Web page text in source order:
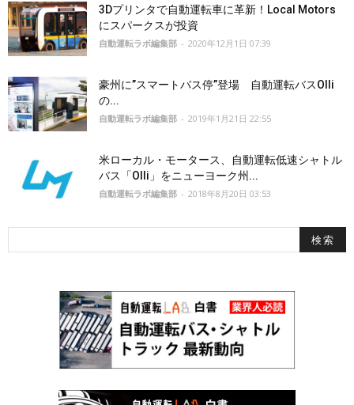
3Dプリンタで自動運転車に革新！Local Motors
にスパークスが投資
自動運転ラボ編集部 - 2020年12月1日 07:39
豪州に”スマートバス停”登場 自動運転バスOlli
の...
自動運転ラボ編集部 - 2019年1月21日 22:55
米ローカル・モータース、自動運転低速シャトル
バス「Olli」をニューヨーク州...
自動運転ラボ編集部 - 2018年8月20日 03:53